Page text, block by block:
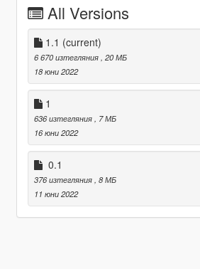
All Versions
1.1 (current)
6 670 изтегляния , 20 МБ
18 юни 2022
1
636 изтегляния
, 7 МБ
16 юни 2022
0.1
376 изтегляния , 8 МБ
11 юни 2022